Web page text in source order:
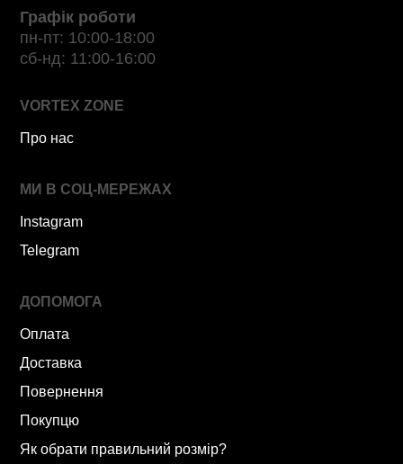
Графік роботи
пн-пт: 10:00-18:00
сб-нд: 11:00-16:00
VORTEX ZONE
Про нас
МИ В СОЦ-МЕРЕЖАХ
Instagram
Telegram
ДОПОМОГА
Оплата
Доставка
Повернення
Покупцю
Як обрати правильний розмір?